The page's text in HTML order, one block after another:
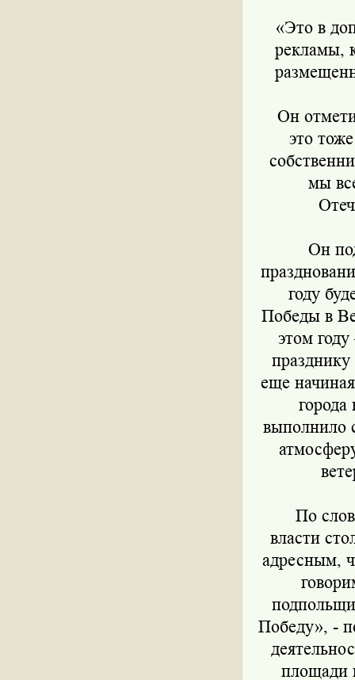
«Это в
рекламы,
Он
это
мы
Он
году
Победы в
этом
еще
выполнило
По
власти
адресным,
Победу», -
площади